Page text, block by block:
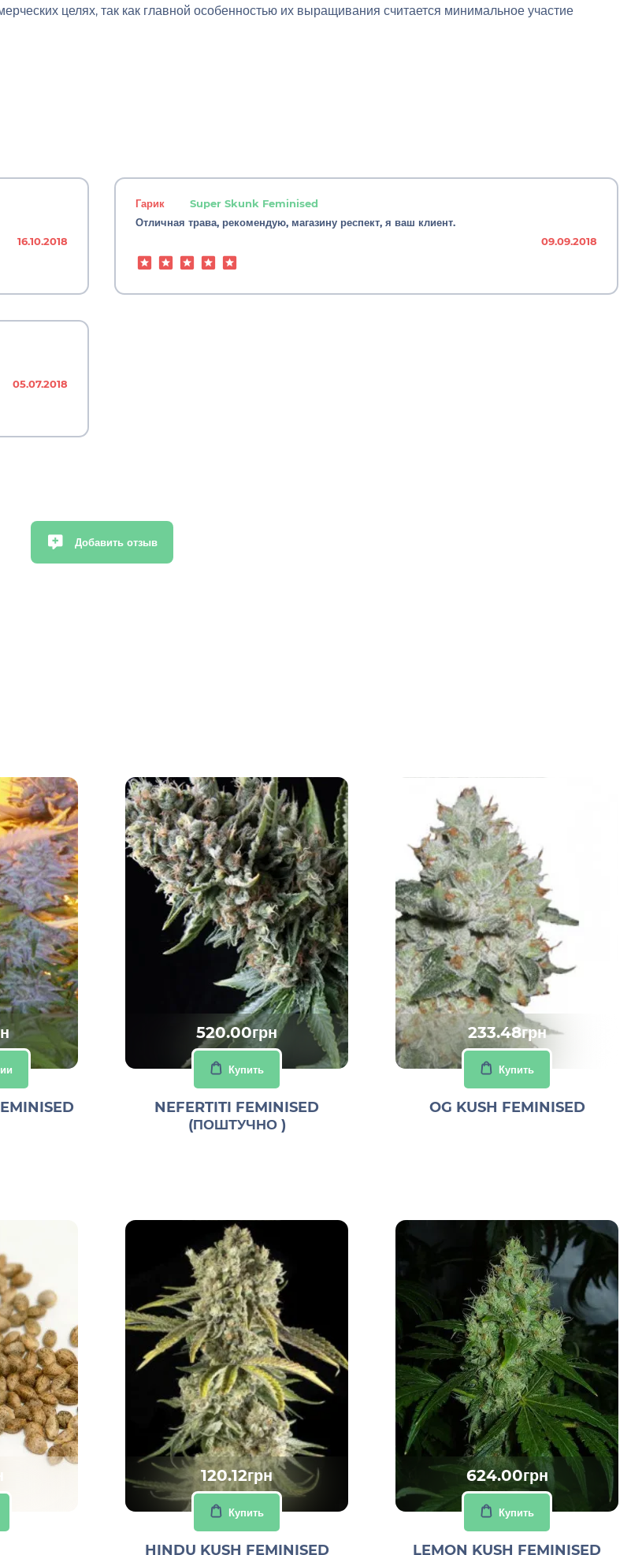
целях, так как главной особенностью их выращивания считается минимальное участие
16.10.2018
Гарик
Super Skunk Feminised
Отличная трава, рекомендую, магазину респект, я ваш клиент.
09.09.2018
05.07.2018
Добавить отзыв
520.00грн
Купить
NEFERTITI FEMINISED
(ПОШТУЧНО )
233.48грн
Купить
OG KUSH FEMINISED
120.12грн
Купить
HINDU KUSH FEMINISED
624.00грн
Купить
LEMON KUSH FEMINISED